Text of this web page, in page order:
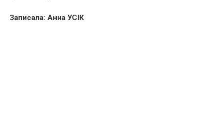
Записала: Анна УСІК